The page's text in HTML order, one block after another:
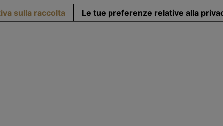
sulla raccolta Le tue preferenze relative alla